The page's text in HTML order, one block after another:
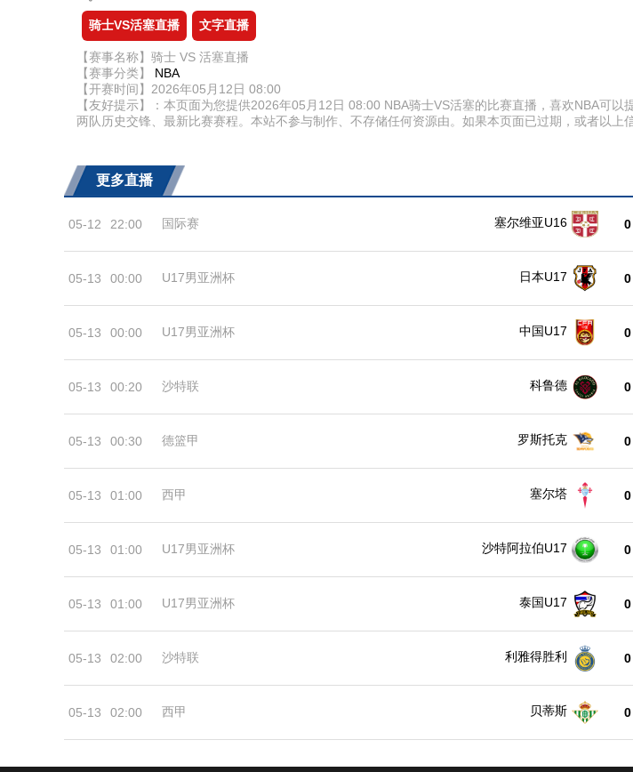
骑士VS活塞直播 文字直播
【赛事名称】骑士 VS 活塞直播
【赛事分类】 NBA
【开赛时间】2026年05月12日 08:00
【友好提示】：本页面为您提供2026年05月12日 08:00 NBA骑士VS活塞的比赛直播，喜欢NBA可
两队历史交锋、最新比赛赛程。本站不参与制作、不存储任何资源由。如果本页面已过期，或者以上
更多直播
05-12 22:00 国际赛 塞尔维亚U16 0
05-13 00:00 U17男亚洲杯 日本U17 0
05-13 00:00 U17男亚洲杯 中国U17 0
05-13 00:20 沙特联 科鲁德 0
05-13 00:30 德篮甲 罗斯托克 0
05-13 01:00 西甲 塞尔塔 0
05-13 01:00 U17男亚洲杯 沙特阿拉伯U17 0
05-13 01:00 U17男亚洲杯 泰国U17 0
05-13 02:00 沙特联 利雅得胜利 0
05-13 02:00 西甲 贝蒂斯 0